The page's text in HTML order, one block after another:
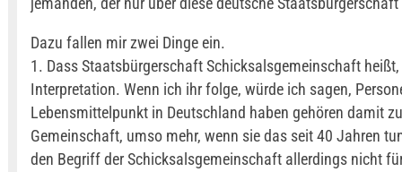
Dazu fallen mir zwei Dinge ein.
1. Dass Staatsbürgerschaft Schicksalsgemeinschaft heißt,
Interpretation. Wenn ich ihr folge, würde ich sagen,
Lebensmittelpunkt in Deutschland haben gehören damit
Gemeinschaft, umso mehr, wenn sie das seit 40 Jahren
den Begriff der Schicksalsgemeinschaft allerdings nicht